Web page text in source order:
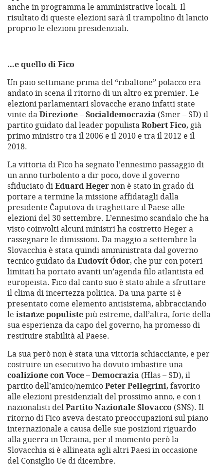
anche in programma le amministrative locali. Il
risultato di queste elezioni sarà il trampolino di lancio
proprio le elezioni presidenziali.
…e quello di Fico
Un paio settimane prima del “ribaltone” polacco era
andato in scena il ritorno di un altro ex premier. Le
elezioni parlamentari slovacche erano infatti state
vinte daDirezione – Socialdemocrazia (Smer – SD) il
partito guidato dal leader populistaRobert Fico, già
primo ministro tra il 2006 e il 2010 e tra il 2012 e il
2018.
La vittoria di Fico ha segnato l’ennesimo passaggio di
un anno turbolento a dir poco, dove il governo
sfiduciato diEduard Hegernon è stato in grado di
portare a termine la missione affidatagli dalla
presidente Čaputova di traghettare il Paese alle
elezioni del 30 settembre. L’ennesimo scandalo che ha
visto coinvolti alcuni ministri ha costretto Heger a
rassegnare le dimissioni. Da maggio a settembre la
Slovacchia è stata quindi amministrata dal governo
tecnico guidato daĽudovít Ódor, che pur con poteri
limitati ha portato avanti un’agenda filo atlantista ed
europeista. Fico dal canto suo è stato abile a sfruttare
il clima di incertezza politica. Da una parte si è
presentato come elemento antisistema, abbracciando
le istanze populistepiù estreme, dall’altra, forte della
sua esperienza da capo del governo, ha promesso di
restituire stabilità al Paese.
La sua però non è stata una vittoria schiacciante, e per
costruire un esecutivo ha dovuto imbastire una
coalizione con Voce – Democrazia (Hlas – SD), il
partito dell’amico/nemicoPeter Pellegrini, favorito
alle elezioni presidenziali del prossimo anno, e con i
nazionalisti delPartito Nazionale Slovacco (SNS). Il
ritorno di Fico aveva destato preoccupazioni sul piano
internazionale a causa delle sue posizioni riguardo
alla guerra in Ucraina, per il momento però la
Slovacchia si è allineata agli altri Paesi in occasione
del Consiglio Ue di dicembre.